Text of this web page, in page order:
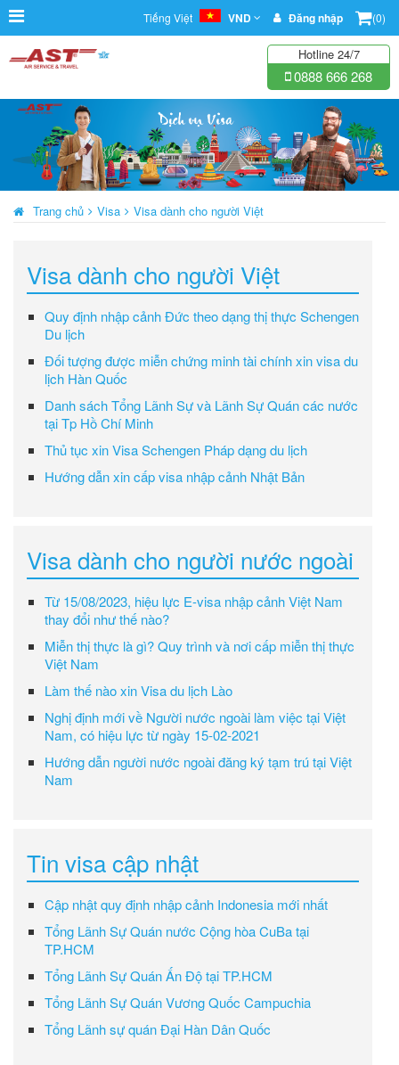
Tiếng Việt VND Đăng nhập (0)
Hotline 24/7
0888 666 268
Trang chủ Visa Visa dành cho người Việt
Visa dành cho người Việt
Quy định nhập cảnh Đức theo dạng thị thực Schengen
Du lịch
Đối tượng được miễn chứng minh tài chính xin visa du
lịch Hàn Quốc
Danh sách Tổng Lãnh Sự và Lãnh Sự Quán các nước
tại Tp Hồ Chí Minh
Thủ tục xin Visa Schengen Pháp dạng du lịch
Hướng dẫn xin cấp visa nhập cảnh Nhật Bản
Visa dành cho người nước ngoài
Từ 15/08/2023, hiệu lực E-visa nhập cảnh Việt Nam
thay đổi như thế nào?
Miễn thị thực là gì? Quy trình và nơi cấp miễn thị thực
Việt Nam
Làm thế nào xin Visa du lịch Lào
Nghị định mới về Người nước ngoài làm việc tại Việt
Nam, có hiệu lực từ ngày 15-02-2021
Hướng dẫn người nước ngoài đăng ký tạm trú tại Việt
Nam
Tin visa cập nhật
Cập nhật quy định nhập cảnh Indonesia mới nhất
Tổng Lãnh Sự Quán nước Cộng hòa CuBa tại
TP.HCM
Tổng Lãnh Sự Quán Ấn Độ tại TP.HCM
Tổng Lãnh Sự Quán Vương Quốc Campuchia
Tổng Lãnh sự quán Đại Hàn Dân Quốc